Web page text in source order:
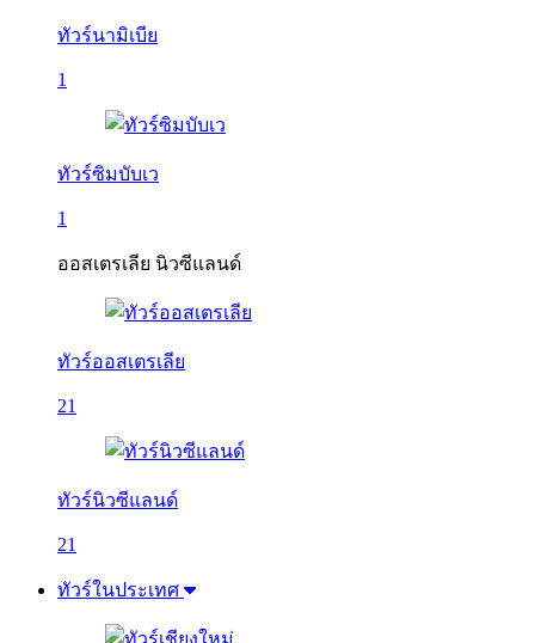
ทัวร์นามิเบีย
1
ทัวร์ซิมบับเว
1
ออสเตรเลีย นิวซีแลนด์
ทัวร์ออสเตรเลีย
21
ทัวร์นิวซีแลนด์
21
ทัวร์ในประเทศ